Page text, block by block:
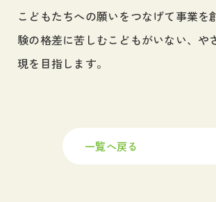
こどもたちへの願いをつなげて事業を
験の格差に苦しむこどもがいない、や
現を目指します。
一覧へ戻る